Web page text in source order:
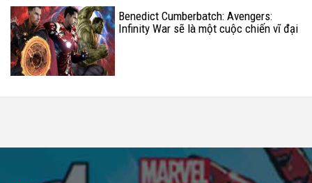
Benedict Cumberbatch: Avengers:
Infinity War sẽ là một cuộc chiến vĩ đại